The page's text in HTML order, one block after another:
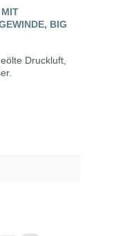
BIG
Druckluft,